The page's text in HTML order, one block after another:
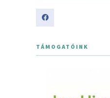
TÁMOGATÓINK